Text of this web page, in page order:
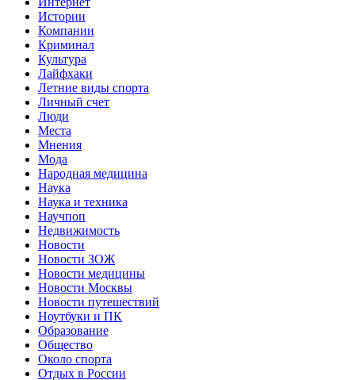
Истории
Компании
Криминал
Культура
Лайфхаки
Летние виды спорта
Личный счет
Люди
Места
Мнения
Мода
Народная медицина
Наука
Наука и техника
Научпоп
Недвижимость
Новости
Новости ЗОЖ
Новости медицины
Новости Москвы
Новости путешествий
Ноутбуки и ПК
Образование
Общество
Около спорта
Отдых в России